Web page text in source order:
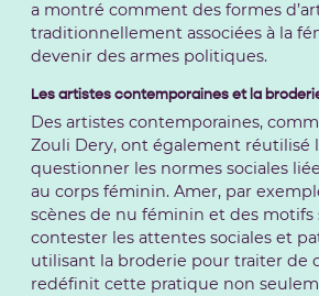
a montré comment des formes
traditionnellement associées à la
devenir des armes politiques.
Les artistes contemporaines et la
Des artistes contemporaines,
Zouli Dery, ont également réutilisé
questionner les normes sociales
au corps féminin. Amer, par
scènes de nu féminin et des motifs
contester les attentes sociales et
utilisant la broderie pour traiter de
redéfinit cette pratique non